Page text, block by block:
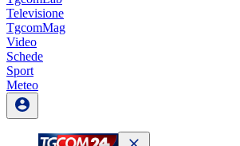
Televisione
TgcomMag
Video
Schede
Sport
Meteo